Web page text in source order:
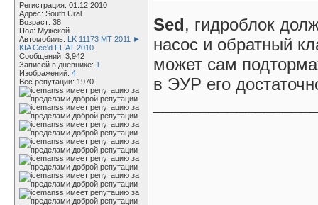
Регистрация: 01.12.2010
Адрес: South Ural
Возраст: 38
Пол: Мужской
Автомобиль: LK 11173 MT 2011 ►
KIA Cee'd FL AT 2010
Сообщений: 3,942
Записей в дневнике: 1
Изображений: 4
Вес репутации: 1970
Sed, гидроблок
насос и обратный
может сам
в ЭУР его